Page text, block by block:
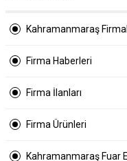
Kahramanmaraş
Firma Haberleri
Firma İlanları
Firma Ürünleri
Kahramanmaraş Fuar